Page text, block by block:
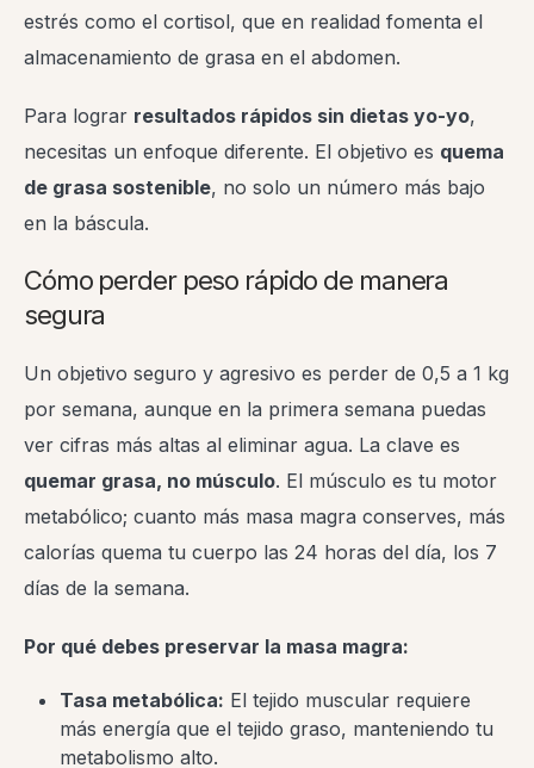
estrés como el cortisol, que en realidad fomenta el
almacenamiento de grasa en el abdomen.
Para lograr resultados rápidos sin dietas yo-yo,
necesitas un enfoque diferente. El objetivo es quema
de grasa sostenible, no solo un número más bajo
en la báscula.
Cómo perder peso rápido de manera
segura
Un objetivo seguro y agresivo es perder de 0,5 a 1 kg
por semana, aunque en la primera semana puedas
ver cifras más altas al eliminar agua. La clave es
quemar grasa, no músculo. El músculo es tu motor
metabólico; cuanto más masa magra conserves, más
calorías quema tu cuerpo las 24 horas del día, los 7
días de la semana.
Por qué debes preservar la masa magra:
Tasa metabólica: El tejido muscular requiere
más energía que el tejido graso, manteniendo tu
metabolismo alto.